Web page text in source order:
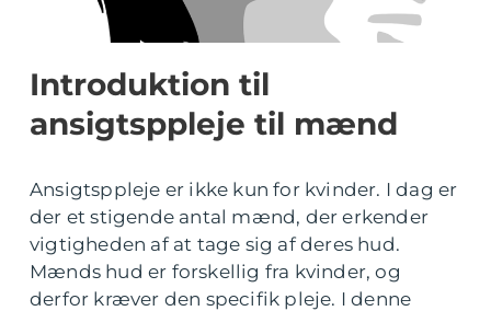
Introduktion til
ansigtsppleje til mænd
Ansigtsppleje er ikke kun for kvinder. I dag er
der et stigende antal mænd, der erkender
vigtigheden af at tage sig af deres hud.
Mænds hud er forskellig fra kvinder, og
derfor kræver den specifik pleje. I denne